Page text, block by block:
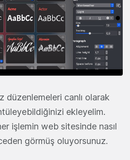
düzenlemeleri canlı olarak
ekleyelim.
işlemin web sitesinde nasıl
görmüş oluyorsunuz.